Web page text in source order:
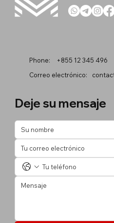
Phone:
+855 12 345 496
Correo electrónico:
Deje su mensaje